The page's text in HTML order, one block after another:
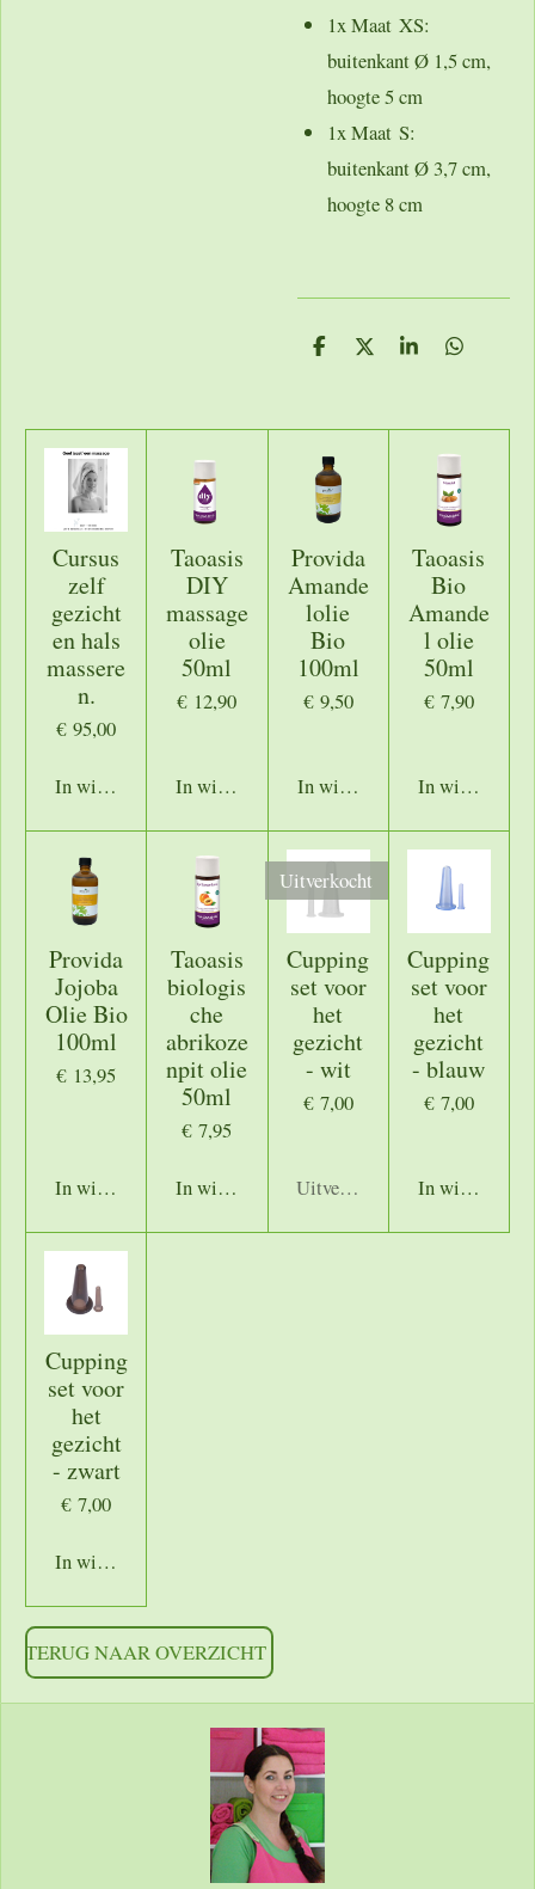
1x Maat XS:
buitenkant Ø 1,5 cm,
hoogte 5 cm
1x Maat S:
buitenkant Ø 3,7 cm,
hoogte 8 cm
D
n
D
S
e
D
n
Cursus
zelf
gezicht
en hals
massere
n.
€ 95,00
In winkelwagen
Taoasis
DIY
massage
olie
50ml
€ 12,90
In winkelwagen
Provida
Amande
lolie
Bio
100ml
€ 9,50
In winkelwagen
Taoasis
Bio
Amande
l olie
50ml
€ 7,90
In
Provida
Jojoba
Olie Bio
100ml
€ 13,95
In winkelwagen
Taoasis
biologis
che
abrikoze
npit olie
50ml
€ 7,95
In winkelwagen
Uitverkocht
Cupping
set voor
het
gezicht
- wit
€ 7,00
Uitverkocht
Cupping
set voor
het
gezicht
- blauw
€ 7,00
In
Cupping
set voor
het
gezicht
- zwart
€ 7,00
In winkelwagen
TERUG NAAR OVERZICHT